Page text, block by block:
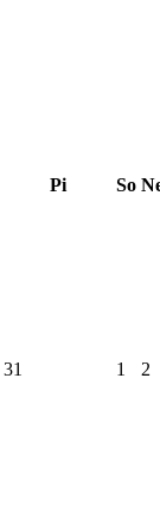
Pi So
31 1 2